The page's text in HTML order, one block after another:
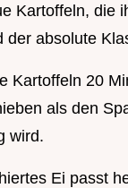
Kartoffeln, die
der absolute
Kartoffeln 20
als den
wird.
Ei passt